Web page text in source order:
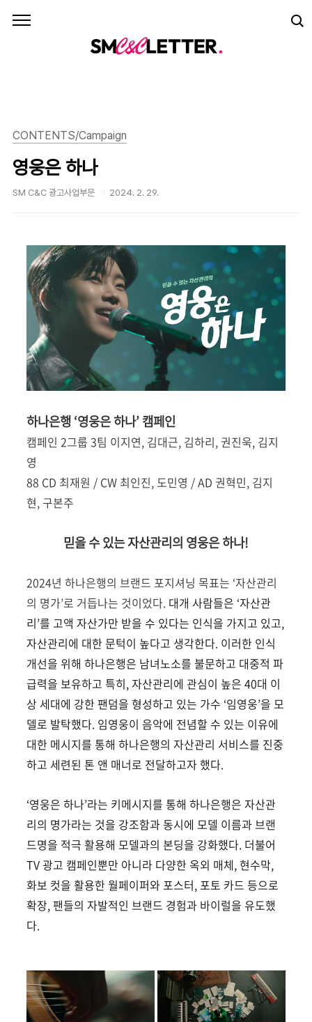
CONTENTS/Campaign
영웅은 하나
SM C&C 광고사업부문 2024. 2. 29.
하나은행 ‘영웅은 하나’ 캠페인
캠페인 2그룹 3팀 이지연, 김대근, 김하리, 권진욱, 김지
영
88 CD 최재원 / CW 최인진, 도민영 / AD 권혁민, 김지
현, 구본주
믿을 수 있는 자산관리의 영웅은 하나!
2024년 하나은행의 브랜드 포지셔닝 목표는 ‘자산관리
의 명가’로 거듭나는 것이었다. 대개 사람들은 ‘자산관
리’를 고액 자산가만 받을 수 있다는 인식을 가지고 있고,
자산관리에 대한 문턱이 높다고 생각한다. 이러한 인식
개선을 위해 하나은행은 남녀노소를 불문하고 대중적 파
급력을 보유하고 특히, 자산관리에 관심이 높은 40대 이
상 세대에 강한 팬덤을 형성하고 있는 가수 ‘임영웅’을 모
델로 발탁했다. 임영웅이 음악에 전념할 수 있는 이유에
대한 메시지를 통해 하나은행의 자산관리 서비스를 진중
하고 세련된 톤 앤 매너로 전달하고자 했다.
‘영웅은 하나’라는 키메시지를 통해 하나은행은 자산관
리의 명가라는 것을 강조함과 동시에 모델 이름과 브랜
드명을 적극 활용해 모델과의 본딩을 강화했다. 더불어
TV 광고 캠페인뿐만 아니라 다양한 옥외 매체, 현수막,
화보 컷을 활용한 월페이퍼와 포스터, 포토 카드 등으로
확장, 팬들의 자발적인 브랜드 경험과 바이럴을 유도했
다.